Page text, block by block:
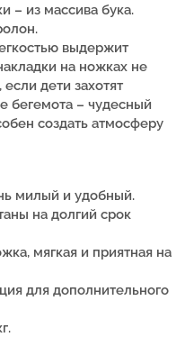
– из массива бука.
выдержит
на ножках не
дети захотят
бегемота – чудесный
создать атмосферу
милый и удобный.
на долгий срок
мягкая и приятная на
для дополнительного